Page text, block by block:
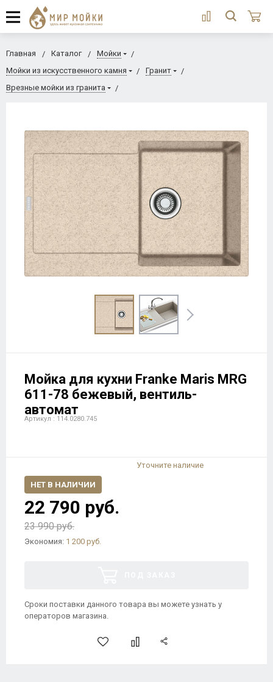
Главная Каталог
Мойки
Мойки из искусственного камня
Гранит
Врезные мойки из гранита
Мойка для кухни Franke Maris MRG
611-78 бежевый, вентиль-
автомат
Артикул : 114.0280.745
Уточните наличие
НЕТ В НАЛИЧИИ
22 790 руб.
23 990 руб.
Экономия: 1 200 руб.
Сроки поставки данного товара вы можете узнать у
операторов магазина.